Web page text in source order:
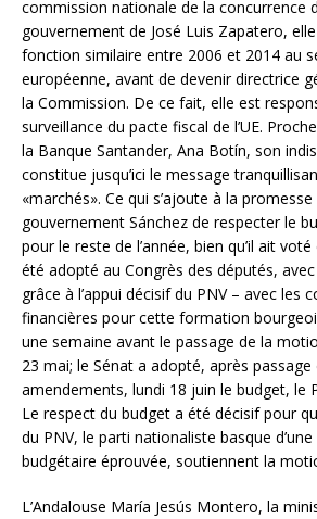
commission nationale de la concurrence
gouvernement de José Luis Zapatero,
fonction similaire entre 2006 et 2014 au
européenne, avant de devenir directrice
la Commission. De ce fait, elle est
surveillance du pacte fiscal de l’UE.
la Banque Santander, Ana Botín, son
constitue jusqu’ici le message
«marchés». Ce qui s’ajoute à la
gouvernement Sánchez de respecter le
pour le reste de l’année, bien qu’il ait
été adopté au Congrès des députés,
grâce à l’appui décisif du PNV – avec les
financières pour cette formation
une semaine avant le passage de la
23 mai; le Sénat a adopté, après passage
amendements, lundi 18 juin le budget, le
Le respect du budget a été décisif pour
du PNV, le parti nationaliste basque
budgétaire éprouvée, soutiennent la
L’Andalouse María Jesús Montero, la